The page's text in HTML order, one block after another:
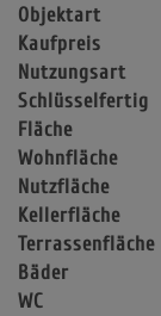
Objektart
Kaufpreis
Nutzungsart
Schlüsselfertig
Fläche
Wohnfläche
Nutzfläche
Kellerfläche
Terrassenfläche
Bäder
WC